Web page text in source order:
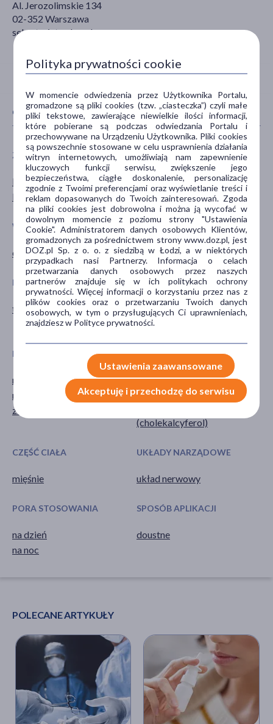
Al. Jerozolimskie 134
02-352 Warszawa
sekretariat@doz.pl
CECHY PRODUKTU
ZALECENIA ŻYWIENIOWE
Bez glutenu
Bez laktozy
PŁEĆ
Mężczyzna
Kobieta
WIEK
dla dorosłych
TYP PRODUKTU
Suplement diety
POSTAĆ
tabletka
DZIAŁANIE/WŁAŚCIWOŚCI
wspomagające
wzmacniające
PROBLEM
niedobór minerałów
niedobór witamin
zmęczenie
GŁÓWNY SKŁADNIK
magnez
witamina B6 (pirydoksyna)
(cholekalcyferol)
CZĘŚĆ CIAŁA
mięśnie
UKŁADY NARZĄDOWE
układ nerwowy
PORA STOSOWANIA
na dzień
na noc
SPOSÓB APLIKACJI
doustne
POLECANE ARTYKUŁY
Polityka prywatności cookie
W momencie odwiedzenia przez Użytkownika Portalu,
gromadzone są pliki cookies (tzw. „ciasteczka”) czyli małe
pliki tekstowe, zawierające niewielkie ilości informacji,
które pobierane są podczas odwiedzania Portalu i
przechowywane na Urządzeniu Użytkownika. Pliki cookies
są powszechnie stosowane w celu usprawnienia działania
witryn internetowych, umożliwiają nam zapewnienie
kluczowych funkcji serwisu, zwiększenie jego
bezpieczeństwa, ciągłe doskonalenie, personalizację
zgodnie z Twoimi preferencjami oraz wyświetlanie treści i
reklam dopasowanych do Twoich zainteresowań. Zgoda
na pliki cookies jest dobrowolna i można ją wycofać w
dowolnym momencie z poziomu strony "Ustawienia
Cookie". Administratorem danych osobowych Klientów,
gromadzonych za pośrednictwem strony www.doz.pl, jest
DOZ.pl Sp. z o. o. z siedzibą w Łodzi, a w niektórych
przypadkach nasi Partnerzy. Informacja o celach
przetwarzania danych osobowych przez naszych
partnerów znajduje się w ich politykach ochrony
prywatności. Więcej informacji o korzystaniu przez nas z
plików cookies oraz o przetwarzaniu Twoich danych
osobowych, w tym o przysługujących Ci uprawnieniach,
znajdziesz w Polityce prywatności.
Ustawienia zaawansowane
Akceptuję i przechodzę do serwisu